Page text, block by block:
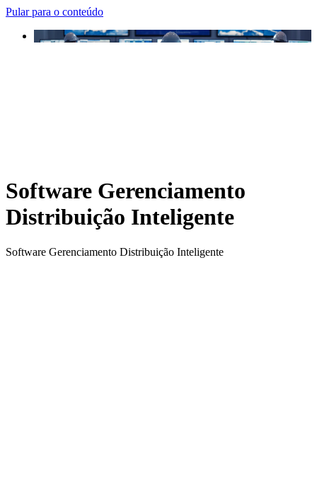
Pular para o conteúdo
Software Gerenciamento
Distribuição Inteligente
Software Gerenciamento Distribuição Inteligente